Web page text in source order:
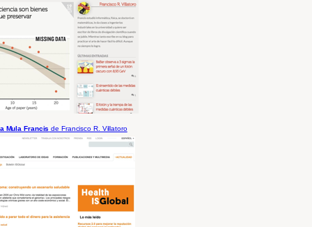
Mula Francis de Francisco R. Villatoro